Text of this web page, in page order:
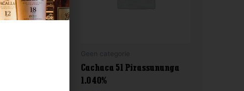
Cachaca 51 Pirassununga
1.0 40%